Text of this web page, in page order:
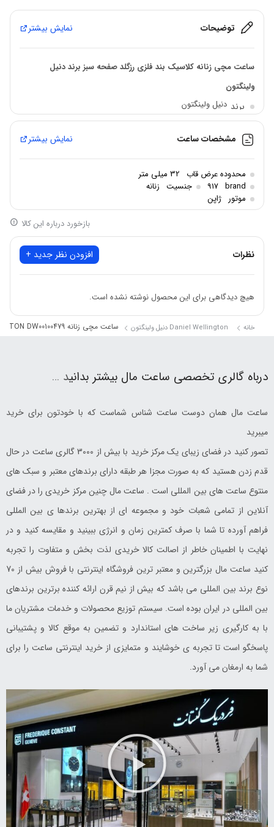
توضیحات نمایش بیشتر
ساعت مچی زنانه کلاسیک بند فلزی رزگلد صفحه سبز برند دنیل
ولینگتون
برند دنیل ولینگتون
28 میلی متر
جنسیت زنانه
مکانیزم موتور کوارتز(Quartz)
قیمت 3 تا 10 میلیون
فرم صفحه
رنگ بند رز گلد
جنس شیشه
مشخصات ساعت نمایش بیشتر
محدوده عرض قاب
32 میلی متر
brand
917 جنسیت زنانه
موتور ژاپن
بازخورد درباره این کالا
نظرات افزودن نظر جدید +
هیچ دیدگاهی برای این محصول نوشته نشده است.
خانه Daniel Wellington دنیل ولینگتون ساعت مچی زنانه DANIEL WELLINGTON DW00100479
درباه گالری تخصصی ساعت مال بیشتر بدانید …
ساعت مال همان دوست ساعت شناس شماست که با خودتون برای خرید
میبرید
تصور کنید در فضای زیبای یک مرکز خرید با بیش از 3000 گالری ساعت در حال
قدم زدن هستید که به صورت مجزا هر طبقه دارای برندهای معتبر و سبک های
منتوع ساعت های بین المللی است . ساعت مال چنین مرکز خریدی را در فضای
آنلاین از تمامی شعبات خود و مجموعه ای از بهترین برندها ی بین المللی
فراهم آورده تا شما با صرف کمترین زمان و انرژی ببینید و مقایسه کنید و در
نهایت با اطمینان خاطر از اصالت کالا خریدی لذت بخش و متفاوت را تجربه
کنید ساعت مال بزرگترین و معتبر ترین فروشگاه اینترنتی با فروش بیش از 70
نوع برند بین المللی می باشد که بیش از نیم قرن ارائه کننده برترین برندهای
بین المللی در ایران بوده است. سیستم توزیع محصولات و خدمات مشتریان ما
با به کارگیری زیر ساخت های استاندارد و تضمین به موقع کالا و پشتیبانی
پاسخگو است تا تجربه ی خوشایند و متمایزی از خرید اینترنتی ساعت را برای
شما به ارمغان می آورد.